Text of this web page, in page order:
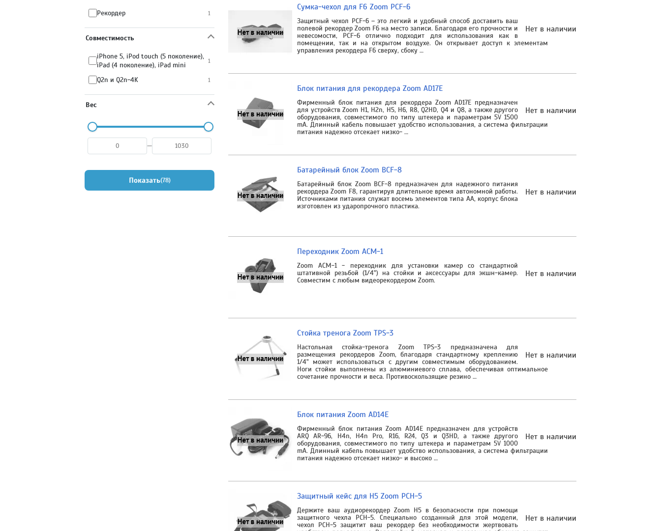
Рекордер 1
Совместимость
iPhone 5, iPod touch (5 поколение),
iPad (4 поколение), iPad mini
1
Q2n и Q2n-4K 1
Вес
—
Показать 78
Нет в наличии
Cумка-чехол для F6 Zoom PCF-6
Защитный чехол PCF-6 – это легкий и удобный способ доставить ваш
полевой рекордер Zoom F6 на место записи. Благодаря его прочности и
невесомости, PCF-6 отлично подходит для использования как в
помещении, так и на открытом воздухе. Он открывает доступ к элементам
управления рекордера F6 сверху, сбоку …
Нет в наличии
Блок питания для рекордера Zoom AD17E
Фирменный блок питания для рекордера Zoom AD17E предназначен
для устройств Zoom H1, H2n, H5, H6, R8, Q2HD, Q4 и Q8, а также другого
оборудования, совместимого по типу штекера и параметрам 5V 1500
mA. Длинный кабель повышает удобство использования, а система фильтрации
питания надежно отсекает низко- …
Нет в наличии
Батарейный блок Zoom BCF-8
Батарейный блок Zoom BCF-8 предназначен для надежного питания
рекордера Zoom F8, гарантируя длительное время автономной работы.
Источниками питания служат восемь элементов типа АА, корпус блока
изготовлен из ударопрочного пластика.
Нет в наличии
Переходник Zoom ACM-1
Zoom ACM-1 - переходник для установки камер со стандартной
штативной резьбой (1/4") на стойки и аксессуары для экшн-камер.
Совместим с любым видеорекордером Zoom.
Нет в наличии
Стойка тренога Zoom TPS-3
Настольная стойка-тренога Zoom TPS-3 предназначена для
размещения рекордеров Zoom, благодаря стандартному креплению
1/4" может использоваться с другим совместимым оборудованием.
Ноги стойки выполнены из алюминиевого сплава, обеспечивая оптимальное
сочетание прочности и веса. Противоскользящие резино …
Нет в наличии
Блок питания Zoom AD14E
Фирменный блок питания Zoom AD14E предназначен для устройств
ARQ AR-96, H4n, H4n Pro, R16, R24, Q3 и Q3HD, а также другого
оборудования, совместимого по типу штекера и параметрам 5V 1000
mA. Длинный кабель повышает удобство использования, а система фильтрации
питания надежно отсекает низко- и высоко …
Нет в наличии
Защитный кейс для H5 Zoom PCH-5
Держите ваш аудиорекордер Zoom H5 в безопасности при помощи
защитного чехла PCH-5. Специально созданный для этой модели,
чехол PCH-5 защитит ваш рекордер без необходимости жертвовать